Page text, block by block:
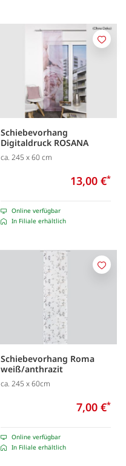
Schiebevorhang
Digitaldruck ROSANA
ca. 245 x 60 cm
13,00 €*
Online verfügbar
In Filiale erhältlich
Schiebevorhang Roma
weiß/anthrazit
ca. 245 x 60cm
7,00 €*
Online verfügbar
In Filiale erhältlich